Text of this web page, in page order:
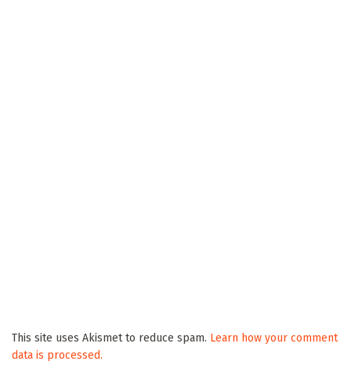
This site uses Akismet to reduce spam. Learn how your comment
data is processed.